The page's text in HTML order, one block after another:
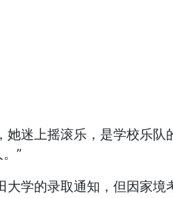
迷上摇滚乐，是学校乐队
”
学的录取通知，但因家境